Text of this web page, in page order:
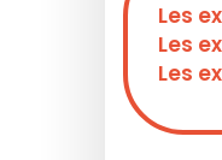
Les
Les
Les